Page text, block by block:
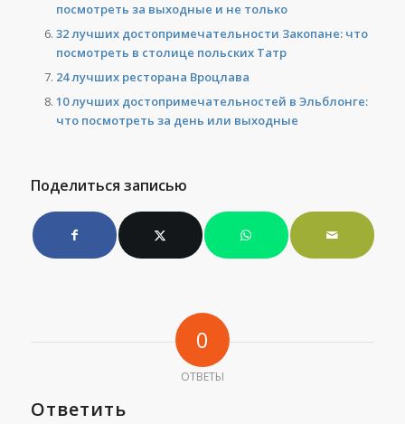
посмотреть за выходные и не только
32 лучших достопримечательности Закопане: что
посмотреть в столице польских Татр
24 лучших ресторана Вроцлава
10 лучших достопримечательностей в Эльблонге:
что посмотреть за день или выходные
Поделиться записью
0
ОТВЕТЫ
Ответить